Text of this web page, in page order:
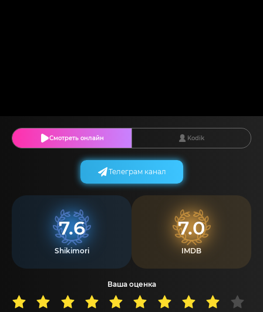
Смотреть онлайн Kodik
7.6
Shikimori
7.0
IMDB
Ваша оценка
Телеграм канал